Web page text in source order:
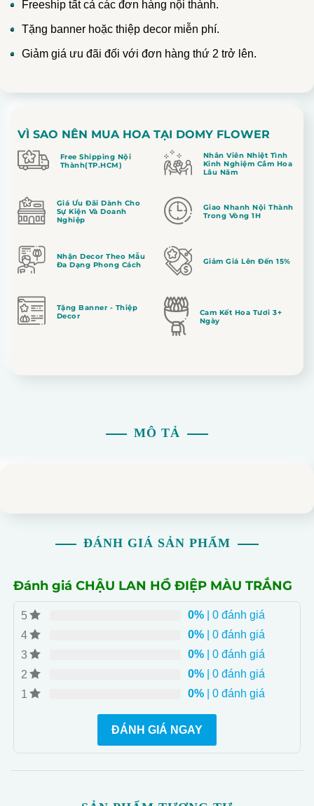
Freeship tất cả các đơn hàng nội thành.
Tặng banner hoặc thiệp decor miễn phí.
Giảm giá ưu đãi đối với đơn hàng thứ 2 trở lên.
VÌ SAO NÊN MUA HOA TẠI DOMY FLOWER
Free Shipping Nội
Thành(TP.HCM)
Nhân Viên Nhiệt Tình
Kinh Nghiệm Cắm Hoa
Lâu Năm
Giá Ưu Đãi Dành Cho
Sự Kiện Và Doanh
Nghiệp
Giao Nhanh Nội Thành
Trong Vòng 1H
Nhận Decor Theo Mẫu
Đa Dạng Phong Cách
Giảm Giá Lên Đến 15%
Tặng Banner - Thiệp
Decor
Cam Kết Hoa Tươi 3+
Ngày
MÔ TẢ
ĐÁNH GIÁ SẢN PHẨM
Đánh giá CHẬU LAN HỒ ĐIỆP MÀU TRẮNG
5 0%| 0 đánh giá
4
0%| 0 đánh giá
3
0%| 0 đánh giá
2
0%| 0 đánh giá
1
0%| 0 đánh giá
ĐÁNH GIÁ NGAY